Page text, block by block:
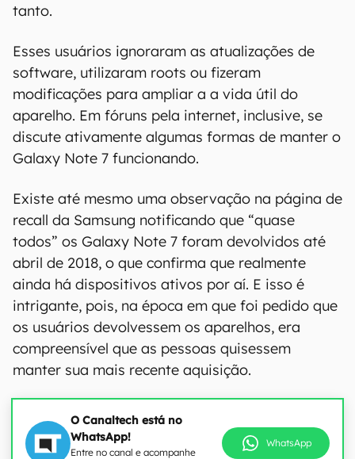
tanto.
Esses usuários ignoraram as atualizações de
software, utilizaram roots ou fizeram
modificações para ampliar a a vida útil do
aparelho. Em fóruns pela internet, inclusive, se
discute ativamente algumas formas de manter o
Galaxy Note 7 funcionando.
Existe até mesmo uma observação na página de
recall da Samsung notificando que “quase
todos” os Galaxy Note 7 foram devolvidos até
abril de 2018, o que confirma que realmente
ainda há dispositivos ativos por aí. E isso é
intrigante, pois, na época em que foi pedido que
os usuários devolvessem os aparelhos, era
compreensível que as pessoas quisessem
manter sua mais recente aquisição.
O Canaltech está no
WhatsApp!
Entre no canal e acompanhe
WhatsApp